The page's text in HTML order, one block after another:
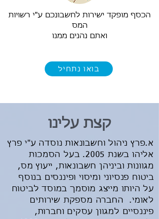
הכסף מופקד ישירות לחשבונכם ע"י רשויות
המס
ואתם נהנים ממנו
בואו נתחיל
קצת עלינו
א.פרץ ניהול וחשבונאות נוסדה ע"י פרץ
אליהו בשנת 2005. בעל הסמכות
מגוונות וביניהן חשבונאות, ייעוץ מס,
ביטוח פנסיוני ומיסוי ופיננסים בנוסף
על היותו מייצג מוסמך במוסד לביטוח
לאומי. החברה מספקת שירותים
פיננסיים למגוון עסקים וחברות,